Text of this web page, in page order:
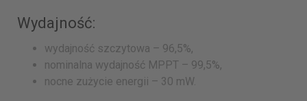
Wydajność:
wydajność szczytowa – 96,5%,
nominalna wydajność MPPT – 99,5%,
nocne zużycie energii – 30 mW.